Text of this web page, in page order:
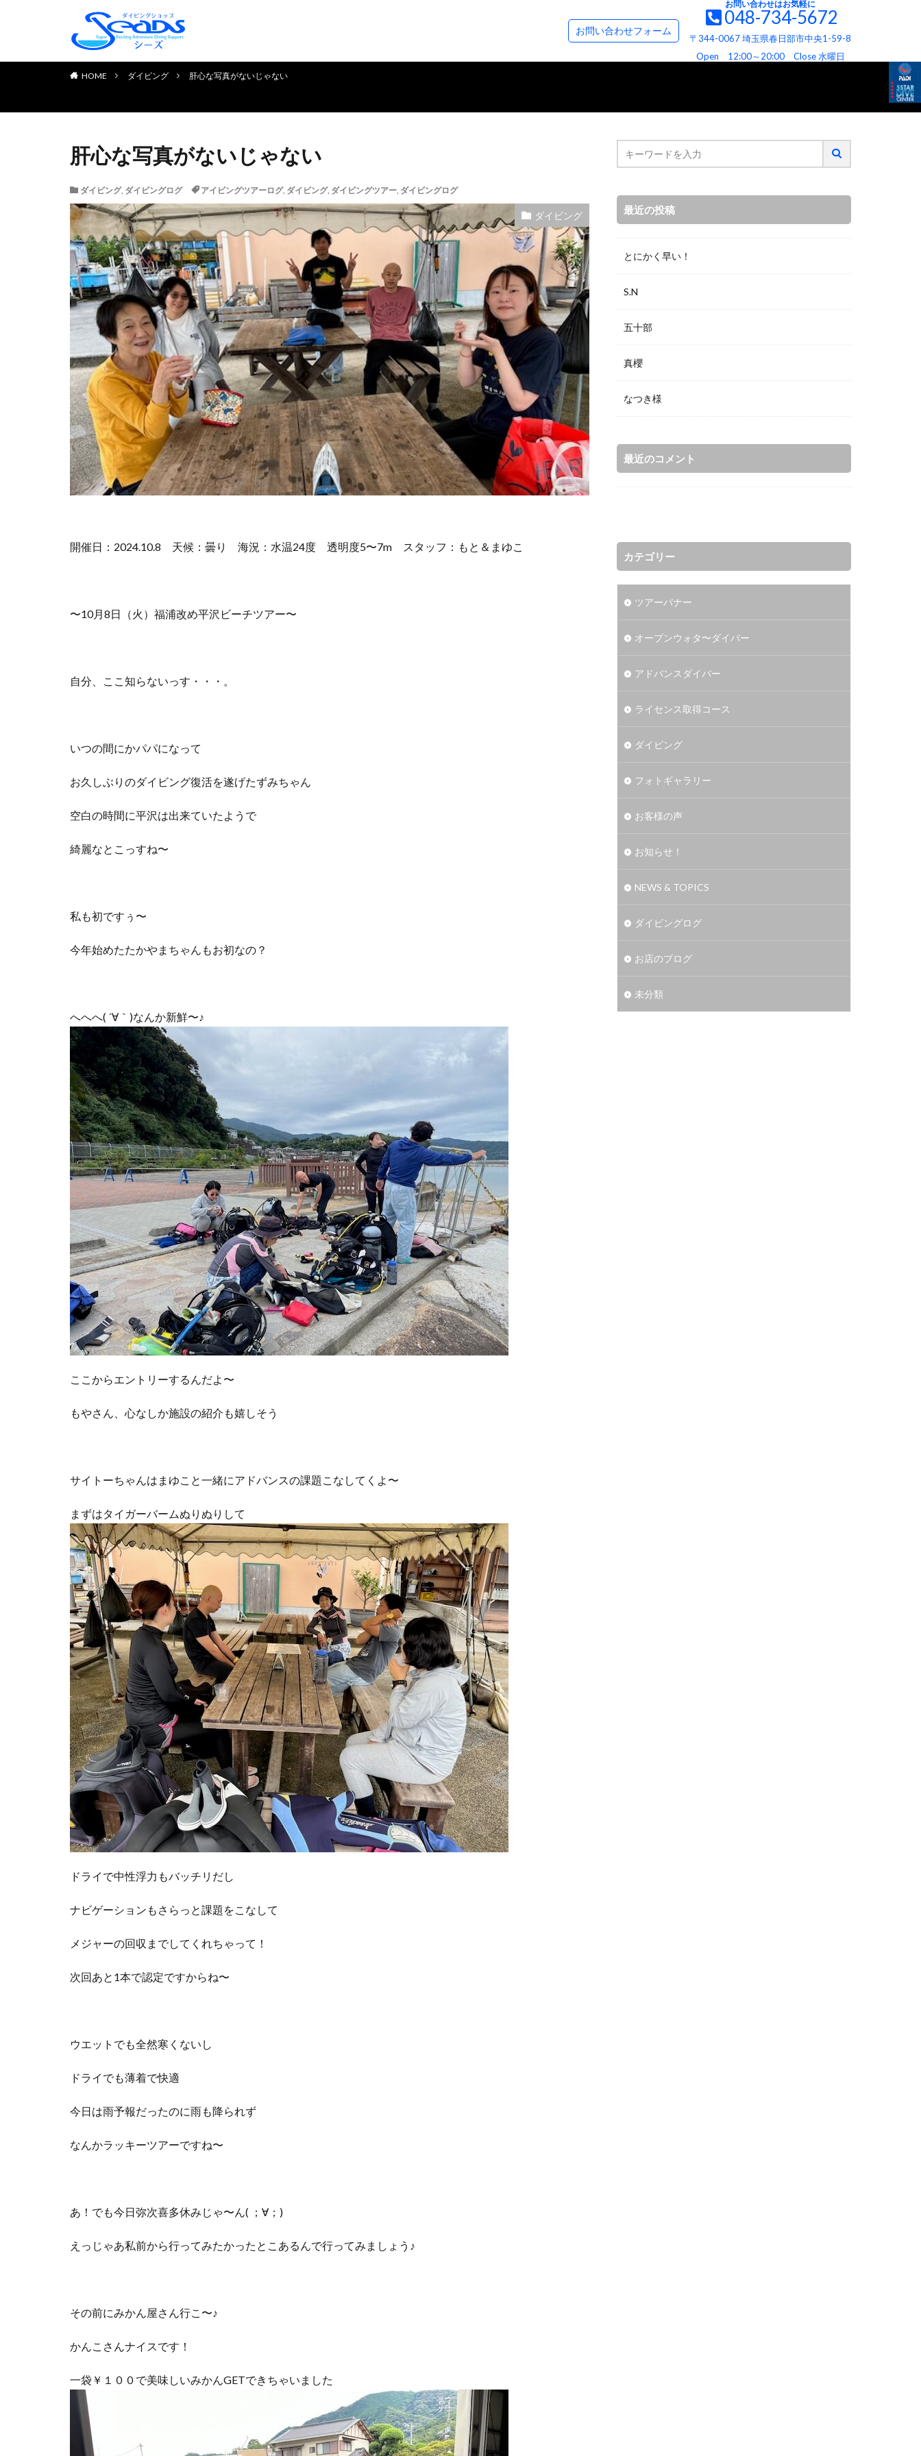
お問い合わせフォーム
お問い合わせはお気軽に
048-734-5672
〒344-0067 埼玉県春日部市中央1-59-8
Open 12:00～20:00 Close 水曜日
TOP PAGE SeaDsについて お問い合わせ＆資料請求フォーム
HOME ダイビング 肝心な写真がないじゃない
肝心な写真がないじゃない
ダイビング, ダイビングログ アイビングツアーログ, ダイビング, ダイビングツアー, ダイビングログ
ダイビング
開催日：2024.10.8 天候：曇り 海況：水温24度 透明度5〜7m スタッフ：もと＆まゆこ
〜10月8日（火）福浦改め平沢ビーチツアー〜
自分、ここ知らないっす・・・。
いつの間にかパパになって
お久しぶりのダイビング復活を遂げたずみちゃん
空白の時間に平沢は出来ていたようで
綺麗なとこっすね〜
私も初ですぅ〜
今年始めたたかやまちゃんもお初なの？
へへへ( ´∀｀)なんか新鮮〜♪
ここからエントリーするんだよ〜
もやさん、心なしか施設の紹介も嬉しそう
サイトーちゃんはまゆこと一緒にアドバンスの課題こなしてくよ〜
まずはタイガーバームぬりぬりして
ドライで中性浮力もバッチリだし
ナビゲーションもさらっと課題をこなして
メジャーの回収までしてくれちゃって！
次回あと1本で認定ですからね〜
ウエットでも全然寒くないし
ドライでも薄着で快適
今日は雨予報だったのに雨も降られず
なんかラッキーツアーですね〜
あ！でも今日弥次喜多休みじゃ〜ん( ；∀；)
えっじゃあ私前から行ってみたかったとこあるんで行ってみましょう♪
その前にみかん屋さん行こ〜♪
かんこさんナイスです！
一袋￥１００で美味しいみかんGETできちゃいました
最近の投稿
とにかく早い！
S.N
五十部
真櫻
なつき様
最近のコメント
カテゴリー
ツアーバナー
オープンウォタ〜ダイバー
アドバンスダイバー
ライセンス取得コース
ダイビング
フォトギャラリー
お客様の声
お知らせ！
NEWS & TOPICS
ダイビングログ
お店のブログ
未分類